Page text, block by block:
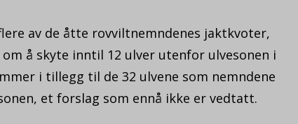
av de åtte rovviltnemndenes jaktkvoter,
å skyte inntil 12 ulver utenfor ulvesonen i
i tillegg til de 32 ulvene som nemndene
et forslag som ennå ikke er vedtatt.